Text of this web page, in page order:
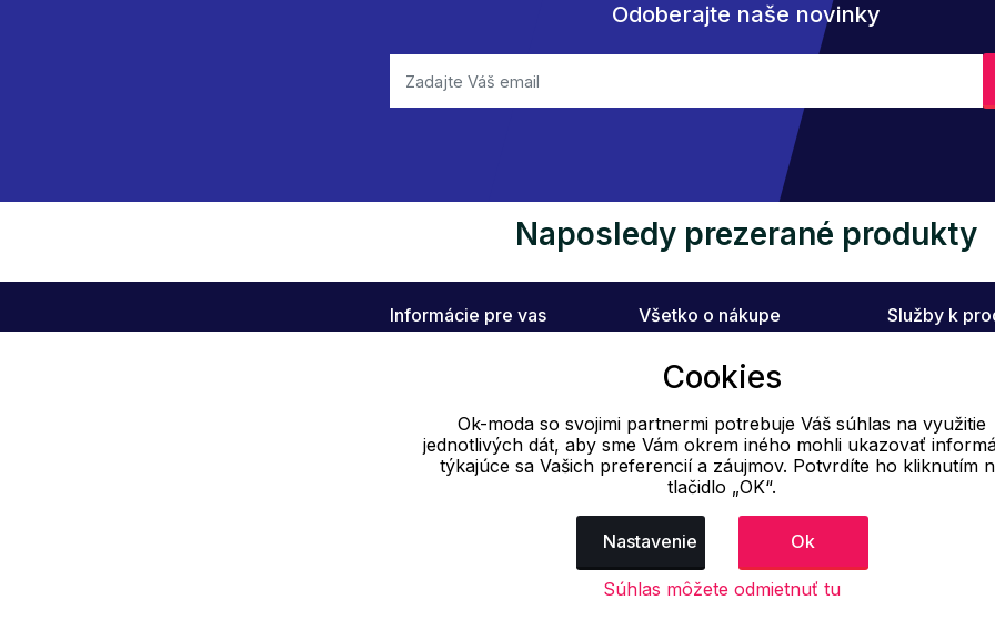
Odoberajte naše novinky
Naposledy prezerané produkty
Informácie pre vas
Všetko o nákupe
Ako vytvoriť objednávku
Obchodné podmienky
Doprava
Výmena tovaru
Reklamačný poriadok
Služby k
E-mail
Online
Cookies
Ok-moda so svojimi partnermi potrebuje Váš súhlas na využitie
jednotlivých dát, aby sme Vám okrem iného mohli ukazovať
týkajúce sa Vašich preferencií a záujmov. Potvrdíte ho kliknutím
tlačidlo „OK“.
Nastavenie Ok
Súhlas môžete odmietnuť tu